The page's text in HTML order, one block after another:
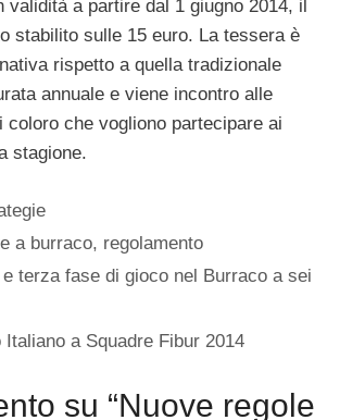
validità a partire dal 1 giugno 2014, il
stabilito sulle 15 euro. La tessera è
rispetto a quella tradizionale
annuale e viene incontro alle
coloro che vogliono partecipare ai
stagione.
a burraco, regolamento
terza fase di gioco nel Burraco a sei
Italiano a Squadre Fibur 2014
su “Nuove regole